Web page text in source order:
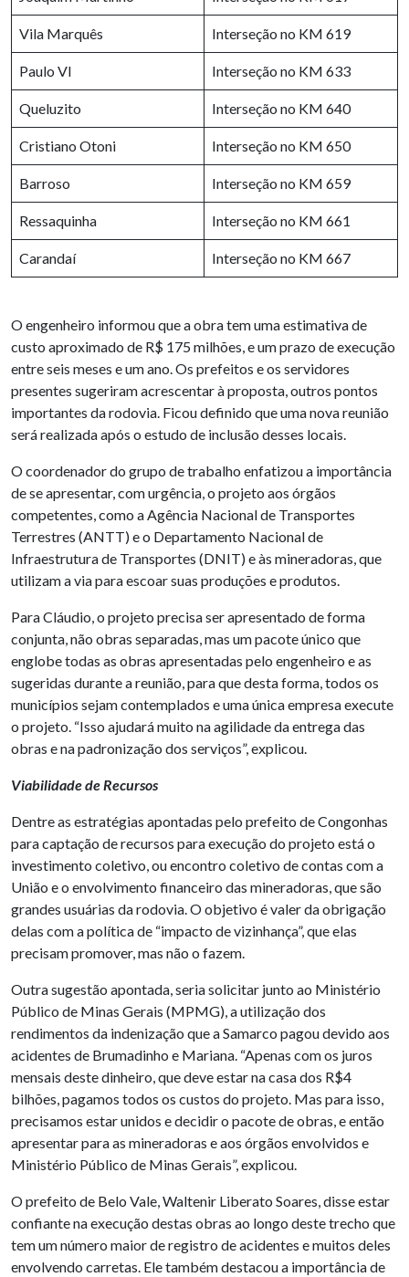
Vila Marquês Interseção no KM 619
Paulo VI Interseção no KM 633
Queluzito Interseção no KM 640
Cristiano Otoni Interseção no KM 650
Barroso Interseção no KM 659
Ressaquinha Interseção no KM 661
Carandaí Interseção no KM 667
O engenheiro informou que a obra tem uma estimativa de
custo aproximado de R$ 175 milhões, e um prazo de execução
entre seis meses e um ano. Os prefeitos e os servidores
presentes sugeriram acrescentar à proposta, outros pontos
importantes da rodovia. Ficou definido que uma nova reunião
será realizada após o estudo de inclusão desses locais.
O coordenador do grupo de trabalho enfatizou a importância
de se apresentar, com urgência, o projeto aos órgãos
competentes, como a Agência Nacional de Transportes
Terrestres (ANTT) e o Departamento Nacional de
Infraestrutura de Transportes (DNIT) e às mineradoras, que
utilizam a via para escoar suas produções e produtos.
Para Cláudio, o projeto precisa ser apresentado de forma
conjunta, não obras separadas, mas um pacote único que
englobe todas as obras apresentadas pelo engenheiro e as
sugeridas durante a reunião, para que desta forma, todos os
municípios sejam contemplados e uma única empresa execute
o projeto. “Isso ajudará muito na agilidade da entrega das
obras e na padronização dos serviços”, explicou.
Viabilidade de Recursos
Dentre as estratégias apontadas pelo prefeito de Congonhas
para captação de recursos para execução do projeto está o
investimento coletivo, ou encontro coletivo de contas com a
União e o envolvimento financeiro das mineradoras, que são
grandes usuárias da rodovia. O objetivo é valer da obrigação
delas com a política de “impacto de vizinhança”, que elas
precisam promover, mas não o fazem.
Outra sugestão apontada, seria solicitar junto ao Ministério
Público de Minas Gerais (MPMG), a utilização dos
rendimentos da indenização que a Samarco pagou devido aos
acidentes de Brumadinho e Mariana. “Apenas com os juros
mensais deste dinheiro, que deve estar na casa dos R$4
bilhões, pagamos todos os custos do projeto. Mas para isso,
precisamos estar unidos e decidir o pacote de obras, e então
apresentar para as mineradoras e aos órgãos envolvidos e
Ministério Público de Minas Gerais”, explicou.
O prefeito de Belo Vale, Waltenir Liberato Soares, disse estar
confiante na execução destas obras ao longo deste trecho que
tem um número maior de registro de acidentes e muitos deles
envolvendo carretas. Ele também destacou a importância de